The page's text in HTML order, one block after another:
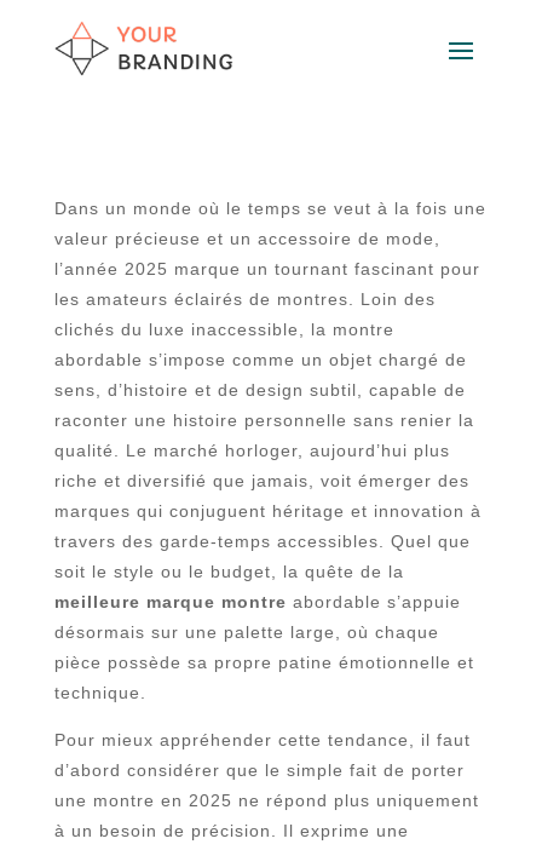
Dans un monde où le temps se veut à la fois une
valeur précieuse et un accessoire de mode,
l’année 2025 marque un tournant fascinant pour
les amateurs éclairés de montres. Loin des
clichés du luxe inaccessible, la montre
abordable s’impose comme un objet chargé de
sens, d’histoire et de design subtil, capable de
raconter une histoire personnelle sans renier la
qualité. Le marché horloger, aujourd’hui plus
riche et diversifié que jamais, voit émerger des
marques qui conjuguent héritage et innovation à
travers des garde-temps accessibles. Quel que
soit le style ou le budget, la quête de la
meilleure marque montre abordable s’appuie
désormais sur une palette large, où chaque
pièce possède sa propre patine émotionnelle et
technique.
Pour mieux appréhender cette tendance, il faut
d’abord considérer que le simple fait de porter
une montre en 2025 ne répond plus uniquement
à un besoin de précision. Il exprime une